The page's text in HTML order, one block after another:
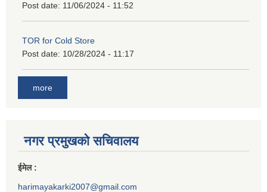
Post date: 11/06/2024 - 11:52
TOR for Cold Store
Post date: 10/28/2024 - 11:17
more
नगर प्रमुखको सचिवालय
ईमेल :
harimayakarki2007@gmail.com